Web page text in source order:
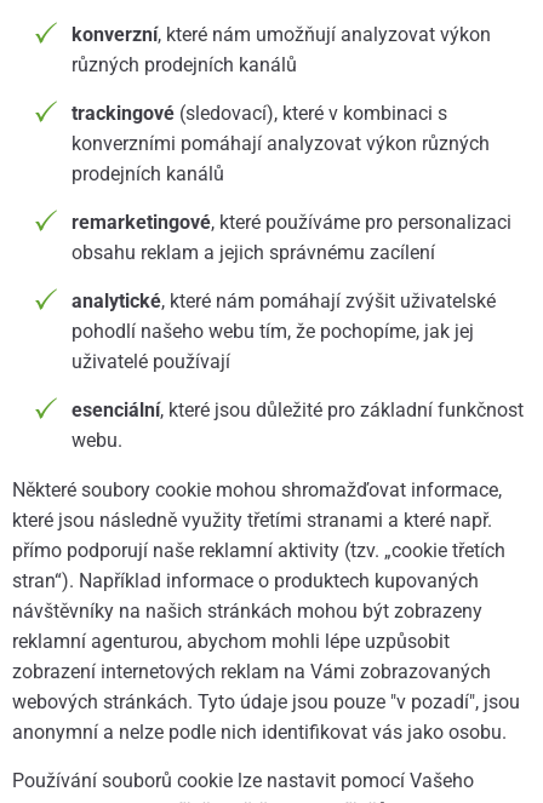
konverzní, které nám umožňují analyzovat výkon
různých prodejních kanálů
trackingové(sledovací), které v kombinaci s
konverzními pomáhají analyzovat výkon různých
prodejních kanálů
remarketingové, které používáme pro personalizaci
obsahu reklam a jejich správnému zacílení
analytické, které nám pomáhají zvýšit uživatelské
pohodlí našeho webu tím, že pochopíme, jak jej
uživatelé používají
esenciální, které jsou důležité pro základní funkčnost
webu.
Některé soubory cookie mohou shromažďovat informace,
které jsou následně využity třetími stranami a které např.
přímo podporují naše reklamní aktivity (tzv. „cookie třetích
stran“). Například informace o produktech kupovaných
návštěvníky na našich stránkách mohou být zobrazeny
reklamní agenturou, abychom mohli lépe uzpůsobit
zobrazení internetových reklam na Vámi zobrazovaných
webových stránkách. Tyto údaje jsou pouze "v pozadí", jsou
anonymní a nelze podle nich identifikovat vás jako osobu.
Používání souborů cookie lze nastavit pomocí Vašeho